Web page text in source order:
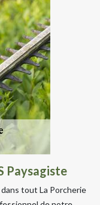
Paysagiste
tout La Porcherie